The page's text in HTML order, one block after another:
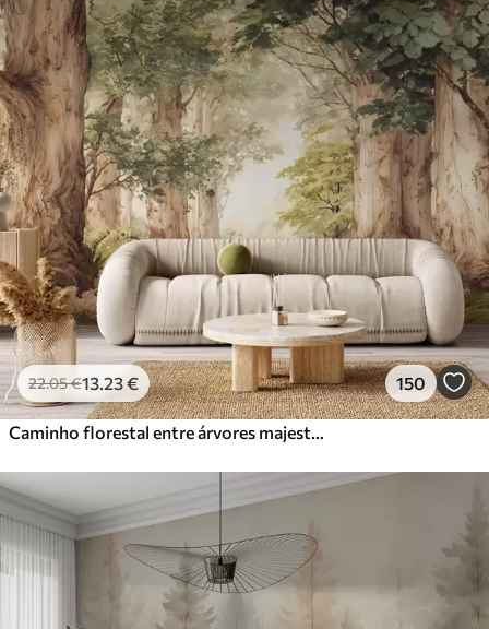
Standard
45 .0027.00€/m²
Premium
56 .6734.00€/m²
Vinil Premium
65.00 39.00 € /m²
Peel and Stick
81.6749.00€/m²
22.05€13 .23€ 150